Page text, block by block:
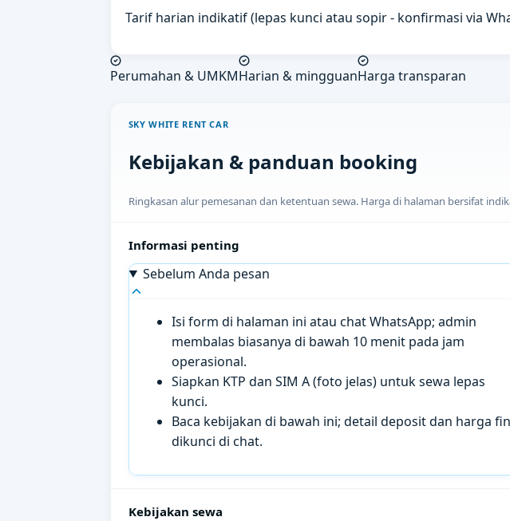
Tarif harian indikatif (lepas kunci atau sopir - konfirmasi via
Perumahan & UMKMHarian & mingguanHarga transparan
SKY WHITE RENT CAR
Kebijakan & panduan booking
Ringkasan alur pemesanan dan ketentuan sewa. Harga di halaman bersifat
Informasi penting
Sebelum Anda pesan
Isi form di halaman ini atau chat WhatsApp; admin
membalas biasanya di bawah 10 menit pada jam
operasional.
Siapkan KTP dan SIM A (foto jelas) untuk sewa lepas
kunci.
Baca kebijakan di bawah ini; detail deposit dan harga
dikunci di chat.
Kebijakan sewa